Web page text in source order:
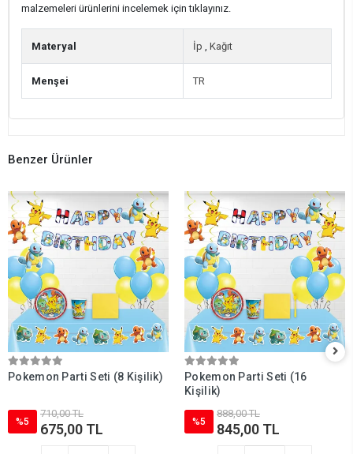
malzemeleri ürünlerini incelemek için tıklayınız.
Materyal İp , Kağıt
Menşei TR
Benzer Ürünler
Pokemon Parti Seti (8 Kişilik)
%5
710,00 TL
675,00 TL
Pokemon Parti Seti (16
Kişilik)
%5
888,00 TL
845,00 TL